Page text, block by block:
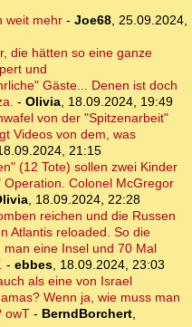
weit mehr- Joe68, 25.09.2024,
die hätten so eine ganze
und
Gäste... Denen ist doch
- Olivia, 18.09.2024, 19:49
von der "Spitzenarbeit"
Videos von dem, was
21:15
(12 Tote) sollen zwei Kinder
Colonel McGregor
, 18.09.2024, 22:28
reichen und die Russen
Atlantis reloaded. So die
eine Insel und 70 Mal
- ebbes, 18.09.2024, 23:03
als eine von Israel
Wenn ja, wie muss man
owT - BerndBorchert,